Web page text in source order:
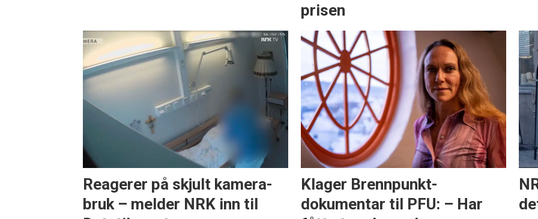
prisen
Reagerer på skjult kamera-
bruk – melder NRK inn til
Klager Brennpunkt-
dokumentar til PFU: – Har